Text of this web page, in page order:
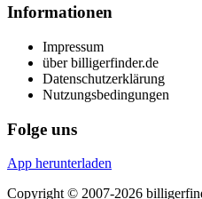
Informationen
Impressum
über billigerfinder.de
Datenschutzerklärung
Nutzungsbedingungen
Folge uns
App herunterladen
Copyright © 2007-2026